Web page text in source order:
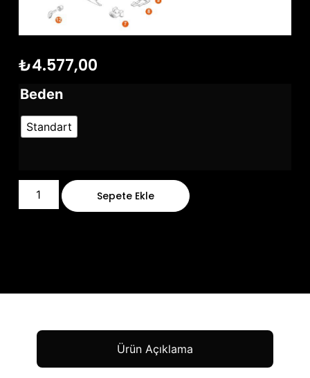
₺4.577,00
Beden
Standart
Sepete Ekle
Ürün Açıklama